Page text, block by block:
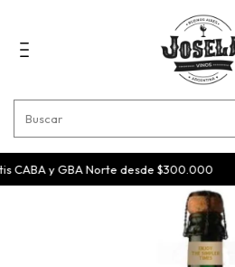
CABA y GBA Norte desde $300.000